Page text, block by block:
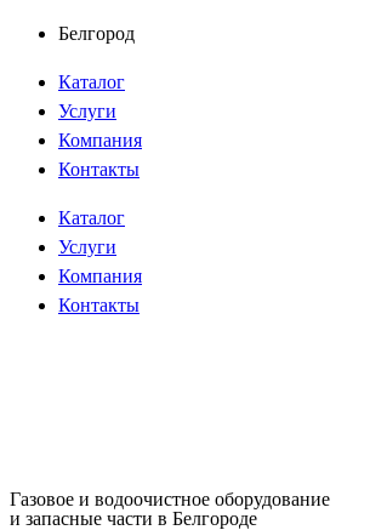
Перейти
содержимому
Белгород
Каталог
Услуги
Компания
Контакты
Каталог
Услуги
Компания
Контакты
Газовое и водоочистное оборудование
и запасные части в Белгороде